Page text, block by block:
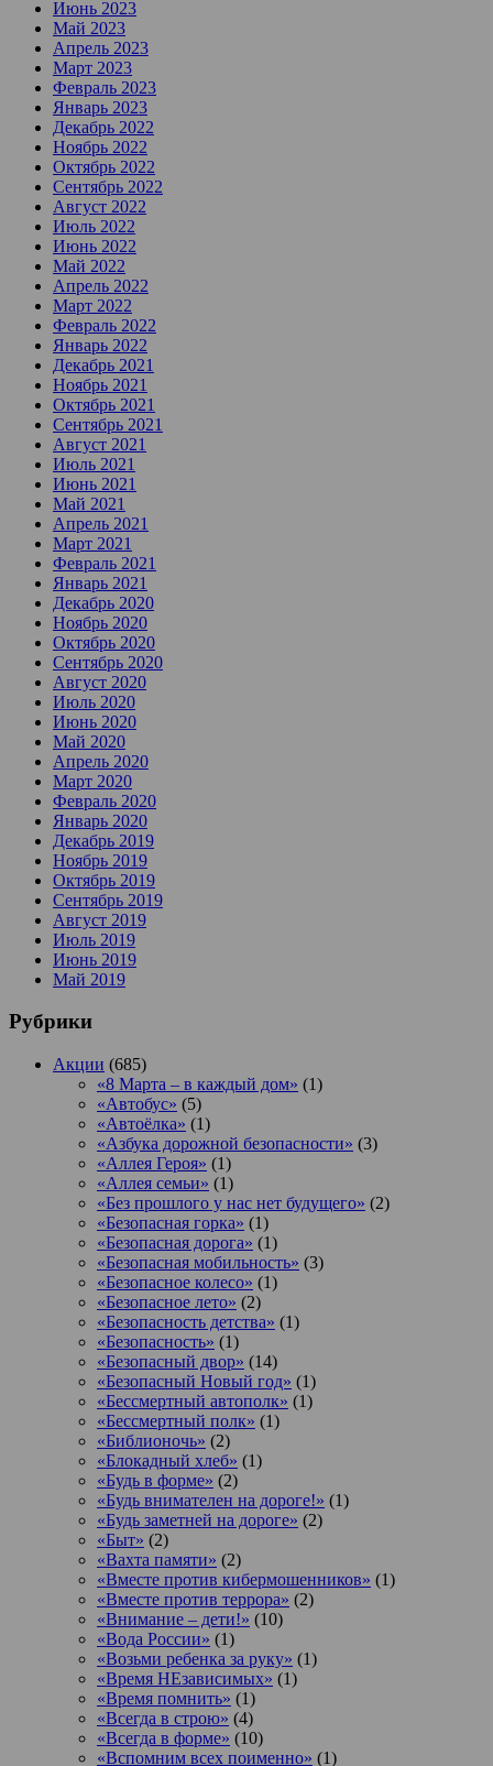
Июнь 2023
Май 2023
Апрель 2023
Март 2023
Февраль 2023
Январь 2023
Декабрь 2022
Ноябрь 2022
Октябрь 2022
Сентябрь 2022
Август 2022
Июль 2022
Июнь 2022
Май 2022
Апрель 2022
Март 2022
Февраль 2022
Январь 2022
Декабрь 2021
Ноябрь 2021
Октябрь 2021
Сентябрь 2021
Август 2021
Июль 2021
Июнь 2021
Май 2021
Апрель 2021
Март 2021
Февраль 2021
Январь 2021
Декабрь 2020
Ноябрь 2020
Октябрь 2020
Сентябрь 2020
Август 2020
Июль 2020
Июнь 2020
Май 2020
Апрель 2020
Март 2020
Февраль 2020
Январь 2020
Декабрь 2019
Ноябрь 2019
Октябрь 2019
Сентябрь 2019
Август 2019
Июль 2019
Июнь 2019
Май 2019
Рубрики
Акции (685)
«8 Марта – в каждый дом» (1)
«Автобус» (5)
«Автоёлка» (1)
«Азбука дорожной безопасности» (3)
«Аллея Героя» (1)
«Аллея семьи» (1)
«Без прошлого у нас нет будущего» (2)
«Безопасная горка» (1)
«Безопасная дорога» (1)
«Безопасная мобильность» (3)
«Безопасное колесо» (1)
«Безопасное лето» (2)
«Безопасность детства» (1)
«Безопасность» (1)
«Безопасный двор» (14)
«Безопасный Новый год» (1)
«Бессмертный автополк» (1)
«Бессмертный полк» (1)
«Библионочь» (2)
«Блокадный хлеб» (1)
«Будь в форме» (2)
«Будь внимателен на дороге!» (1)
«Будь заметней на дороге» (2)
«Быт» (2)
«Вахта памяти» (2)
«Вместе против кибермошенников» (1)
«Вместе против террора» (2)
«Внимание – дети!» (10)
«Вода России» (1)
«Возьми ребенка за руку» (1)
«Время НЕзависимых» (1)
«Время помнить» (1)
«Всегда в строю» (4)
«Всегда в форме» (10)
«Вспомним всех поименно» (1)